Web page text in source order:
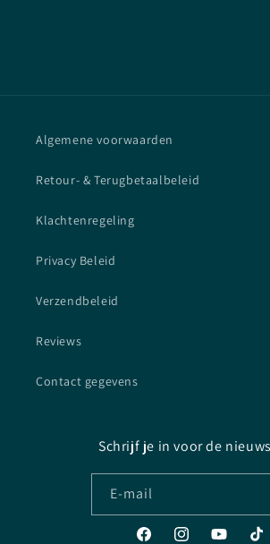
Algemene voorwaarden
Retour- & Terugbetaalbeleid
Klachtenregeling
Privacy Beleid
Verzendbeleid
Reviews
Contact gegevens
Schrijf je in voor de
E‑mail